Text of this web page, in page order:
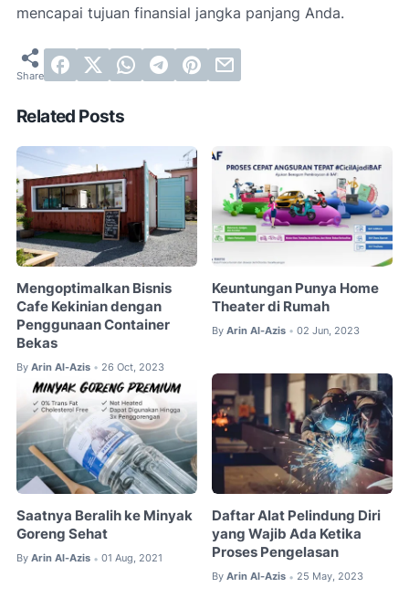
mencapai tujuan finansial jangka panjang Anda.
Related Posts
Mengoptimalkan Bisnis
Cafe Kekinian dengan
Penggunaan Container
Bekas
By Arin Al-Azis • 26 Oct, 2023
Keuntungan Punya Home
Theater di Rumah
By Arin Al-Azis • 02 Jun, 2023
Saatnya Beralih ke Minyak
Goreng Sehat
By Arin Al-Azis • 01 Aug, 2021
Daftar Alat Pelindung Diri
yang Wajib Ada Ketika
Proses Pengelasan
By Arin Al-Azis • 25 May, 2023